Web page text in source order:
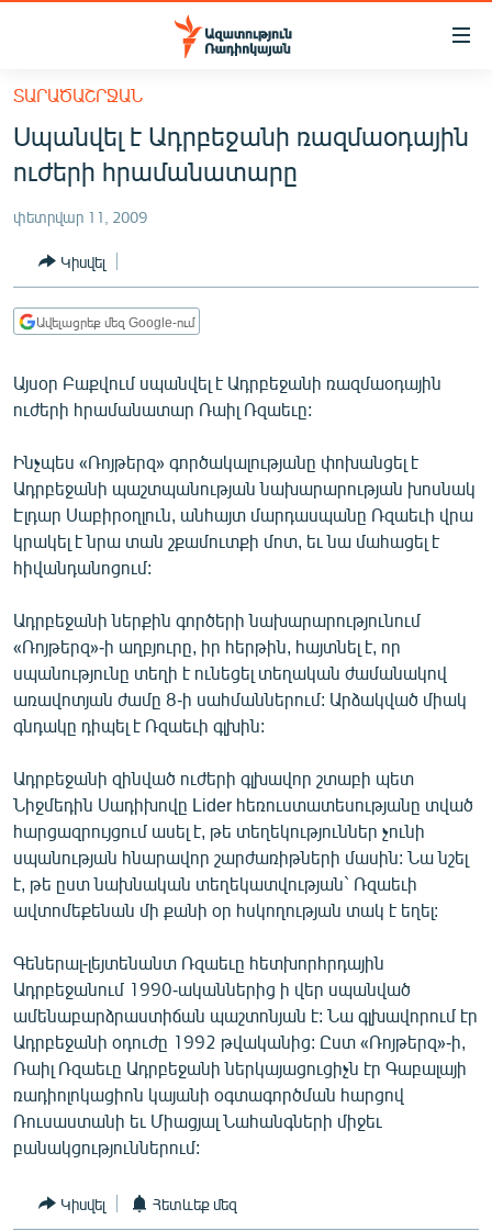
Մատչելիության
հիմնական
բովանդակությանը
Անցնել
հիմնական
մենյուին
ՀԱՅԱՍՏԱՆ
ՔԱՂԱՔԱԿԱՆ
ԸՆՏՐՈՒԹՅՈՒՆՆԵՐ 2026
ԻՐԱՎՈՒՆՔ
ՀԱՍԱՐԱԿՈՒԹՅՈՒՆ
ՂԱՐԱԲԱՂ
ՏԱՐԱԾԱՇՐՋԱՆ
ՄԻՋԱԶԳԱՅԻՆ
ՄՇԱԿՈՒՅԹ
ՄԵԿՆԱԲԱՆՈՒԹՅՈՒՆ
ՏՏ ԵՒ ԻՆՏԵՐՆԵՏ
ԿՈՐՈՆԱՎԻՐՈՒՍ
ՏԵՍԱՆՅՈՒԹԵՐ
ԲԱՆԱՎԵՃ
ՁԳՏԵԼՈՎ ԼԱՎԱԳՈՒՅՆԻՆ
ՓՈԴՔԱՍԹ
Հայերեն
English
Русский
ՀԵՏԵՎԵՔ ՄԵԶ
ՏԱՐԱԾԱՇՐՋԱՆ
Սպանվել է Ադրբեջանի ռազմաօդային
ուժերի հրամանատարը
փետրվար 11, 2009
Կիսվել
Ավելացրեք մեզ Google-ում
Այսօր Բաքվում սպանվել է Ադրբեջանի ռազմաօդային
ուժերի հրամանատար Ռաիլ Ռզաեւը:
Ինչպես «Ռոյթերզ» գործակալությանը փոխանցել է
Ադրբեջանի պաշտպանության նախարարության խոսնակ
Էլդար Սաբիրօղլուն, անհայտ մարդասպանը Ռզաեւի վրա
կրակել է նրա տան շքամուտքի մոտ, եւ նա մահացել է
հիվանդանոցում:
Ադրբեջանի ներքին գործերի նախարարությունում
«Ռոյթերզ»-ի աղբյուրը, իր հերթին, հայտնել է, որ
սպանությունը տեղի է ունեցել տեղական ժամանակով
առավոտյան ժամը 8-ի սահմաններում: Արձակված միակ
գնդակը դիպել է Ռզաեւի գլխին:
Ադրբեջանի զինված ուժերի գլխավոր շտաբի պետ
Նիջմեդին Սադիխովը Lider հեռուստատեսությանը տված
հարցազրույցում ասել է, թե տեղեկություններ չունի
սպանության հնարավոր շարժառիթների մասին: Նա նշել
է, թե ըստ նախնական տեղեկատվության` Ռզաեւի
ավտոմեքենան մի քանի օր հսկողության տակ է եղել:
Գեներալ-լեյտենանտ Ռզաեւը հետխորհրդային
Ադրբեջանում 1990-ականներից ի վեր սպանված
ամենաբարձրաստիճան պաշտոնյան է: Նա գլխավորում էր
Ադրբեջանի օդուժը 1992 թվականից: Ըստ «Ռոյթերզ»-ի,
Ռաիլ Ռզաեւը Ադրբեջանի ներկայացուցիչն էր Գաբալայի
ռադիոլոկացիոն կայանի օգտագործման հարցով
Ռուսաստանի եւ Միացյալ Նահանգների միջեւ
բանակցություններում:
Կիսվել Հետևեք մեզ